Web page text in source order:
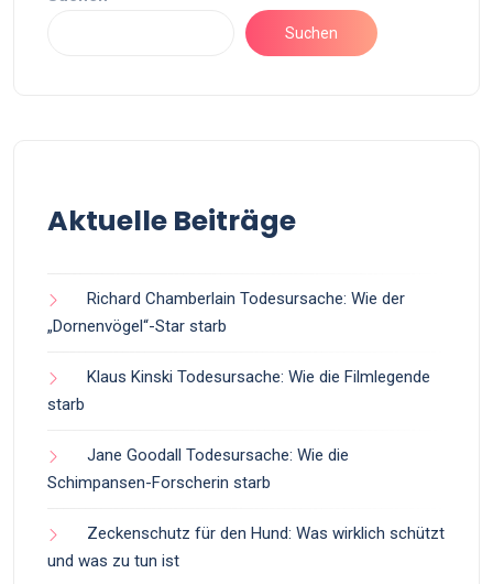
Suchen
Aktuelle Beiträge
Richard Chamberlain Todesursache: Wie der
„Dornenvögel“-Star starb
Klaus Kinski Todesursache: Wie die Filmlegende
starb
Jane Goodall Todesursache: Wie die
Schimpansen-Forscherin starb
Zeckenschutz für den Hund: Was wirklich schützt
und was zu tun ist